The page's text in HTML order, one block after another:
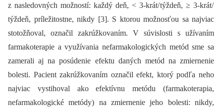
z nasledovných možností: každý deň, < 3-krát/ týždeň, ≥ 3-krát/
týždeň, príležitostne, nikdy [3]. S ktorou možnosťou sa najviac
stotožňoval, označil zakrúžkovaním. V súvislosti s užívaním
farmakoterapie a využívania nefarmakologických metód sme sa
zamerali aj na posúdenie efektu daných metód na zmiernenie
bolesti. Pacient zakrúžkovaním označil efekt, ktorý podľa neho
najviac vystihoval ako efektívnu metódu (farmakoterapia,
nefarmakologické metódy) na zmiernenie jeho bolesti: nikdy,